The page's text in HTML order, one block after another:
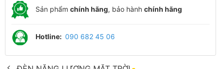
Sản phẩm chính hãng, bảo hành chính hãng
Hotline: 090 682 45 06